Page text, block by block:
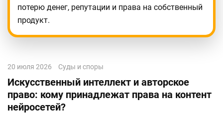
потерю денег, репутации и права на собственный
продукт.
20 июля 2026 Суды и споры
Искусственный интеллект и авторское
право: кому принадлежат права на контент
нейросетей?